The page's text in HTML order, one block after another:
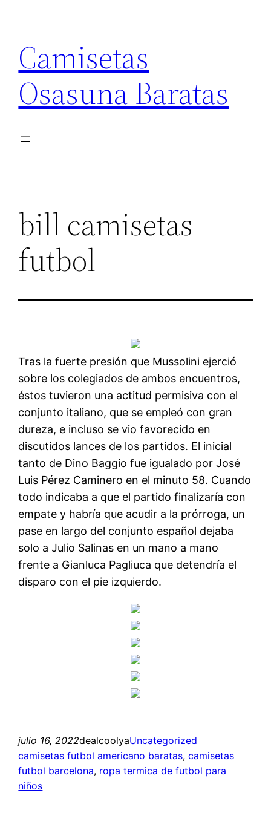
contenido
Camisetas
Osasuna Baratas
bill camisetas
futbol
Tras la fuerte presión que Mussolini ejerció
sobre los colegiados de ambos encuentros,
éstos tuvieron una actitud permisiva con el
conjunto italiano, que se empleó con gran
dureza, e incluso se vio favorecido en
discutidos lances de los partidos. El inicial
tanto de Dino Baggio fue igualado por José
Luis Pérez Caminero en el minuto 58. Cuando
todo indicaba a que el partido finalizaría con
empate y habría que acudir a la prórroga, un
pase en largo del conjunto español dejaba
solo a Julio Salinas en un mano a mano
frente a Gianluca Pagliuca que detendría el
disparo con el pie izquierdo.
julio 16, 2022dealcoolyaUncategorized
camisetas futbol americano baratas, camisetas
futbol barcelona, ropa termica de futbol para
niños